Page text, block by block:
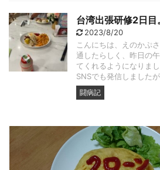
台湾出張研修2日目。
2023/8/20
こんにちは、えのかぷ
通したらしく、昨日の
てくれるようになりま
SNSでも発信しました
闘病記